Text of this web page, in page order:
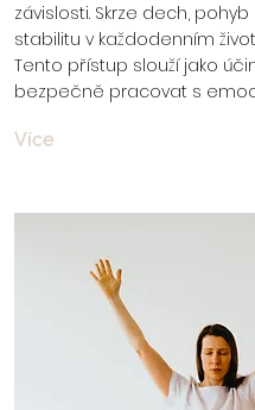
závislosti. Skrze dech,
stabilitu v každodenním
Tento přístup slouží jako
bezpečně pracovat s
Více